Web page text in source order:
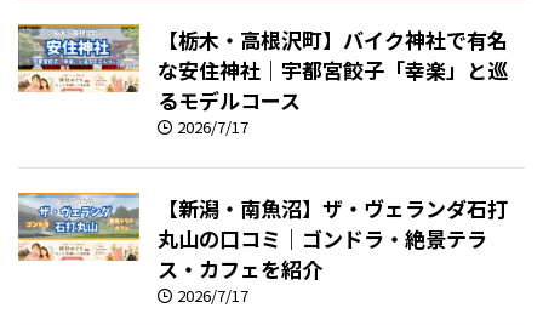
【栃木・高根沢町】バイク神社で有名
な安住神社｜宇都宮餃子「幸楽」と巡
るモデルコース
2026/7/17
【新潟・南魚沼】ザ・ヴェランダ石打
丸山の口コミ｜ゴンドラ・絶景テラ
ス・カフェを紹介
2026/7/17